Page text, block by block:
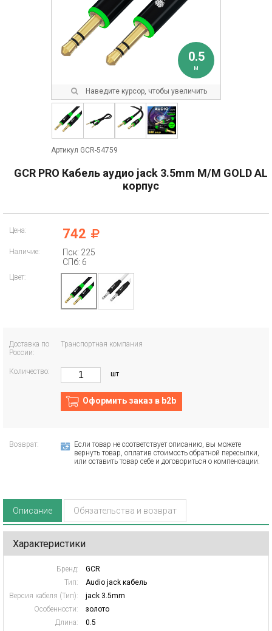
0.5
м
Наведите курсор, чтобы увеличить
Артикул GCR-54759
GCR PRO Кабель аудио jack 3.5mm M/M GOLD AL
корпус
Цена: 742
Наличие:
Пск: 225
СПб: 6
Цвет:
Доставка по
России:
Транспортная компания
Количество: шт
Оформить заказ в b2b
Возврат:
Если товар не соответствует описанию, вы можете
вернуть товар, оплатив стоимость обратной пересылки,
или оставить товар себе и договориться о компенсации.
Описание Обязательства и возврат
Характеристики
Бренд:
GCR
Тип:
Audio jack кабель
Версия кабеля (Тип):
jack 3.5mm
Особенности:
золото
Длина:
0.5